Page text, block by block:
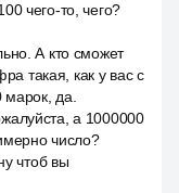
чего-то, чего?
А кто сможет
такая, как у вас с
марок, да.
а 1000000
число?
чтоб вы